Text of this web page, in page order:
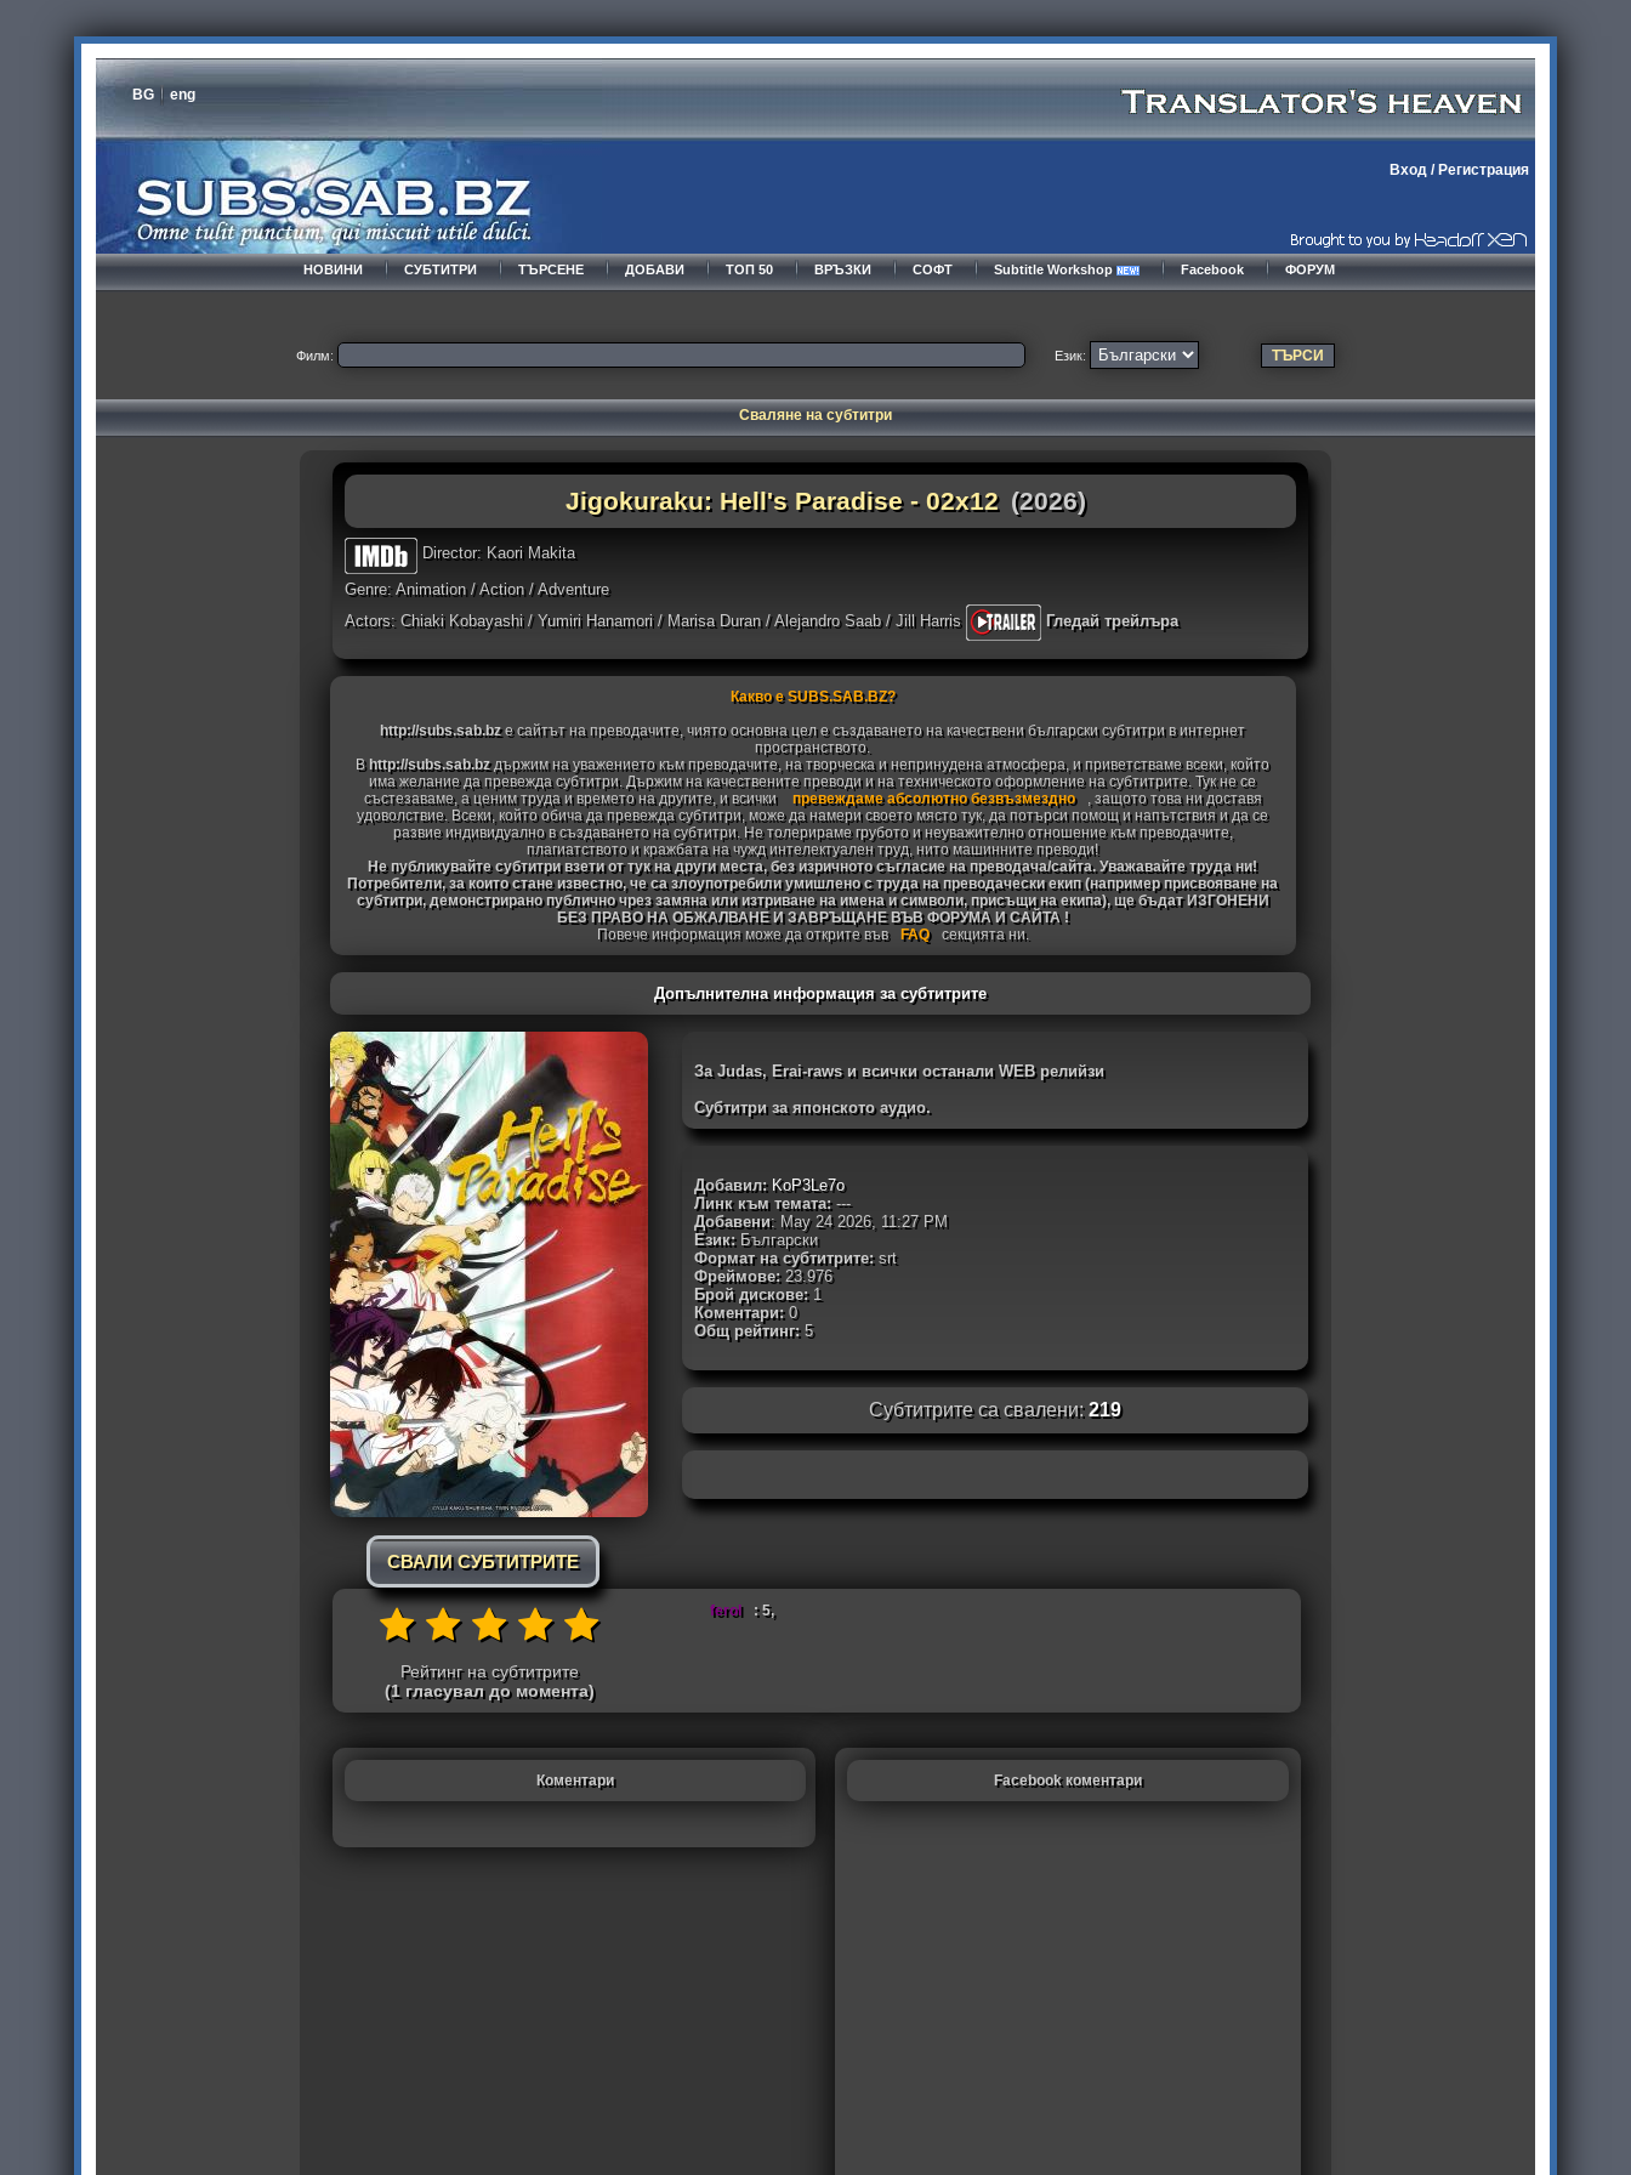
BG eng
Вход/ Регистрация
НОВИНИ СУБТИТРИ ТЪРСЕНЕ ДОБАВИ ТОП 50 ВРЪЗКИ СОФТ Subtitle Workshop Facebook ФОРУМ
Филм: Език:
Сваляне на субтитри
Jigokuraku: Hell's Paradise - 02x12 (2026)
Director: Kaori Makita
Genre: Animation / Action / Adventure
Actors: Chiaki Kobayashi / Yumiri Hanamori / Marisa Duran / Alejandro Saab / Jill Harris
Гледай трейлъра
Какво е SUBS.SAB.BZ?
http://subs.sab.bzе сайтът на преводачите, чиято основна цел е създаването на качествени български субтитри в интернет
пространството.
В http://subs.sab.bzдържим на уважението към преводачите, на творческа и непринудена атмосфера, и приветстваме всеки, който
има желание да превежда субтитри. Държим на качествените преводи и на техническото оформление на субтитрите. Тук не се
състезаваме, а ценим труда и времето на другите, и всички
превеждаме абсолютно безвъзмездно
, защото това ни доставя
удоволствие. Всеки, който обича да превежда субтитри, може да намери своето място тук, да потърси помощ и напътствия и да се
развие индивидуално в създаването на субтитри. Не толерираме грубото и неуважително отношение към преводачите,
плагиатството и кражбата на чужд интелектуален труд, нито машинните преводи!
Не публикувайте субтитри взети от тук на други места, без изричното съгласие на преводача/сайта. Уважавайте труда ни!
Потребители, за които стане известно, че са злоупотребили умишлено с труда на преводачески екип (например присвояване на
субтитри, демонстрирано публично чрез замяна или изтриване на имена и символи, присъщи на екипа), ще бъдат ИЗГОНЕНИ
БЕЗ ПРАВО НА ОБЖАЛВАНЕ И ЗАВРЪЩАНЕ ВЪВ ФОРУМА И САЙТА !
Повече информация може да открите във
FAQ секцията ни.
Допълнителна информация за субтитрите
СВАЛИ СУБТИТРИТЕ
За Judas, Erai-raws и всички останали WEB релийзи
Субтитри за японското аудио.
Добавил: KoP3Le7o
Линк към темата:---
Добавени: May 24 2026, 11:27 PM
Език:Български
Формат на субтитрите:srt
Фреймове:23.976
Брой дискове:1
Коментари: 0
Общ рейтинг:5
Субтитрите са свалени:219
Рейтинг на субтитрите
(1 гласувал до момента)
ferol : 5,
Коментари Facebook коментари